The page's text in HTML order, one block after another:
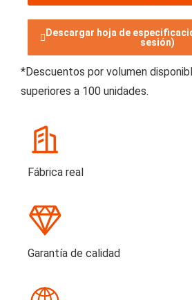
Descargar hoja de
sesión)
*Descuentos por volumen
superiores a 100 unidades.
Fábrica real
Garantía de calidad